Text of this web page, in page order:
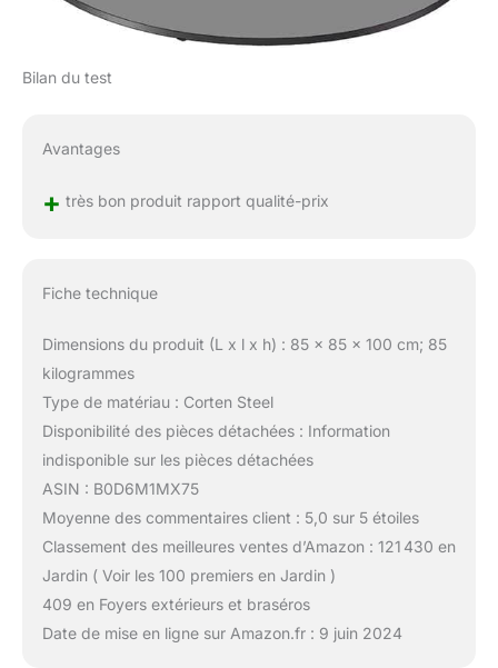
Bilan du test
Avantages
+ très bon produit rapport qualité-prix
Fiche technique
Dimensions du produit (L x l x h) : 85 x 85 x 100 cm; 85
kilogrammes
Type de matériau : Corten Steel
Disponibilité des pièces détachées : Information
indisponible sur les pièces détachées
ASIN : B0D6M1MX75
Moyenne des commentaires client : 5,0 sur 5 étoiles
Classement des meilleures ventes d’Amazon : 121 430 en
Jardin ( Voir les 100 premiers en Jardin )
409 en Foyers extérieurs et braséros
Date de mise en ligne sur Amazon.fr : 9 juin 2024